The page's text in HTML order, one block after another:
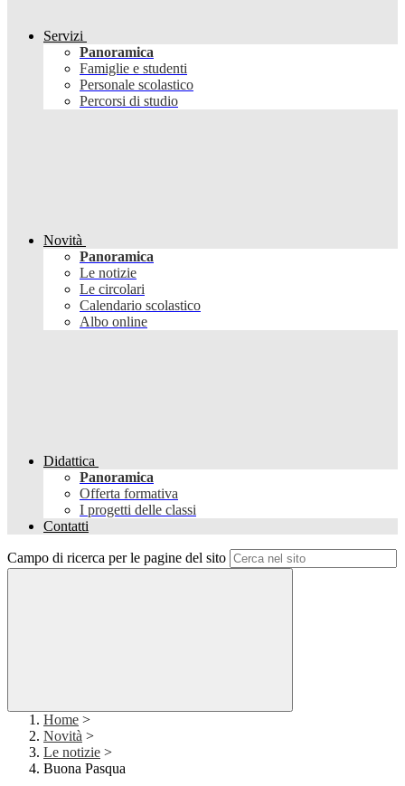
Servizi
Panoramica
Famiglie e studenti
Personale scolastico
Percorsi di studio
Novità
Panoramica
Le notizie
Le circolari
Calendario scolastico
Albo online
Didattica
Panoramica
Offerta formativa
I progetti delle classi
Contatti
Campo di ricerca per le pagine del sito
Home >
Novità >
Le notizie >
Buona Pasqua